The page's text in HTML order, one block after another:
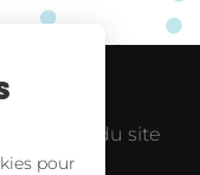
utiles
Plan du site
pour